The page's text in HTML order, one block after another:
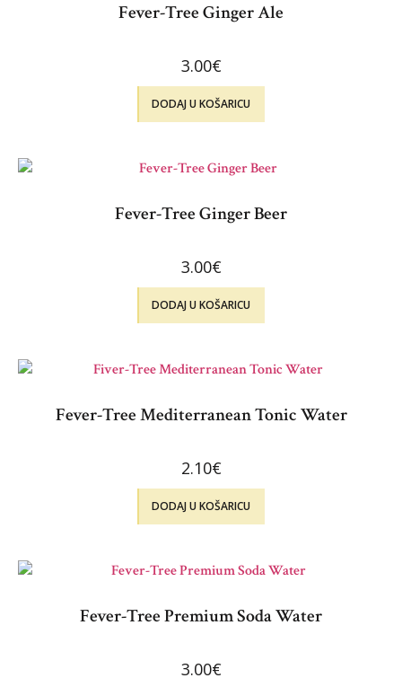
Fever-Tree Ginger Ale
3.00€
DODAJ U KOŠARICU
Fever-Tree Ginger Beer
3.00€
DODAJ U KOŠARICU
Fever-Tree Mediterranean Tonic Water
2.10€
DODAJ U KOŠARICU
Fever-Tree Premium Soda Water
3.00€